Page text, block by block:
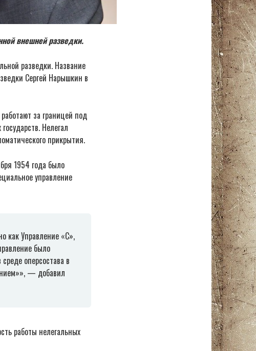
внешней разведки.
разведки. Название
Сергей Нарышкин в
за границей под
Нелегал
прикрытия.
1954 года было
управление
как Управление «С»,
было
оперсостава в
— добавил
работы нелегальных